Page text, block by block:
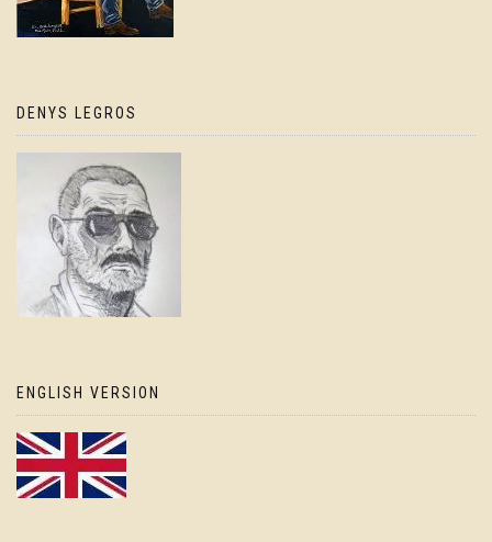
DENYS LEGROS
ENGLISH VERSION